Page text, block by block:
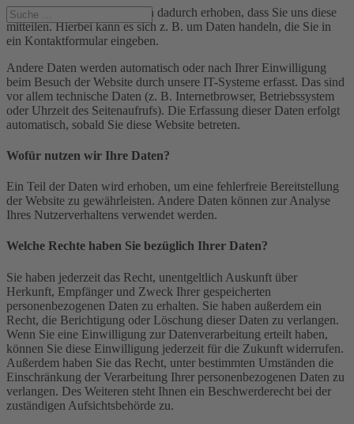
Ihre Daten werden zum einen dadurch erhoben, dass Sie uns diese
mitteilen. Hierbei kann es sich z. B. um Daten handeln, die Sie in
ein Kontaktformular eingeben.
Andere Daten werden automatisch oder nach Ihrer Einwilligung
beim Besuch der Website durch unsere IT-Systeme erfasst. Das sind
vor allem technische Daten (z. B. Internetbrowser, Betriebssystem
oder Uhrzeit des Seitenaufrufs). Die Erfassung dieser Daten erfolgt
automatisch, sobald Sie diese Website betreten.
Wofür nutzen wir Ihre Daten?
Ein Teil der Daten wird erhoben, um eine fehlerfreie Bereitstellung
der Website zu gewährleisten. Andere Daten können zur Analyse
Ihres Nutzerverhaltens verwendet werden.
Welche Rechte haben Sie bezüglich Ihrer Daten?
Sie haben jederzeit das Recht, unentgeltlich Auskunft über
Herkunft, Empfänger und Zweck Ihrer gespeicherten
personenbezogenen Daten zu erhalten. Sie haben außerdem ein
Recht, die Berichtigung oder Löschung dieser Daten zu verlangen.
Wenn Sie eine Einwilligung zur Datenverarbeitung erteilt haben,
können Sie diese Einwilligung jederzeit für die Zukunft widerrufen.
Außerdem haben Sie das Recht, unter bestimmten Umständen die
Einschränkung der Verarbeitung Ihrer personenbezogenen Daten zu
verlangen. Des Weiteren steht Ihnen ein Beschwerderecht bei der
zuständigen Aufsichtsbehörde zu.